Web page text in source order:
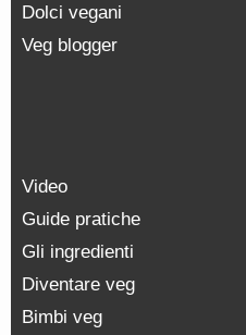
Dolci vegani
Veg blogger
Video
Guide pratiche
Gli ingredienti
Diventare veg
Bimbi veg